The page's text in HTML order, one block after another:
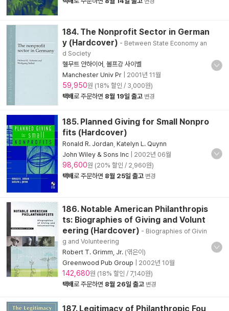
184. The Nonprofit Sector in German
y (Hardcover) - Between State Economy an
d Society
헬무트 안하이어 볼프강 사이벨
Manchester Univ Pr
2001년 11월
59,950원 (18% 할인 / 3,000원)
택배로 주문하면 8월 19일 출고 변경
185. Planned Giving for Small Nonpro
fits (Hardcover)
Ronald R. Jordan Katelyn L. Quynn
John Wiley & Sons Inc
2002년 06월
98,600원 (20% 할인 / 2,960원)
택배로 주문하면 8월 25일 출고 변경
186. Notable American Philanthropis
ts: Biographies of Giving and Volunt
eering (Hardcover) - Biographies of Givin
g and Volunteering
Robert T. Grimm, Jr. (엮은이)
Greenwood Pub Group
2002년 10월
142,680원 (18% 할인 / 7,140원)
택배로 주문하면 8월 26일 출고 변경
187. Legitimacy of Philanthropic Fou